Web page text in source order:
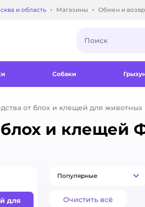
Выбор адреса доставки.
и область Магазины Обмен и
Собаки
от блох и клещей для животных
и клещей
Популярные
Популярные
Очистить всё
для